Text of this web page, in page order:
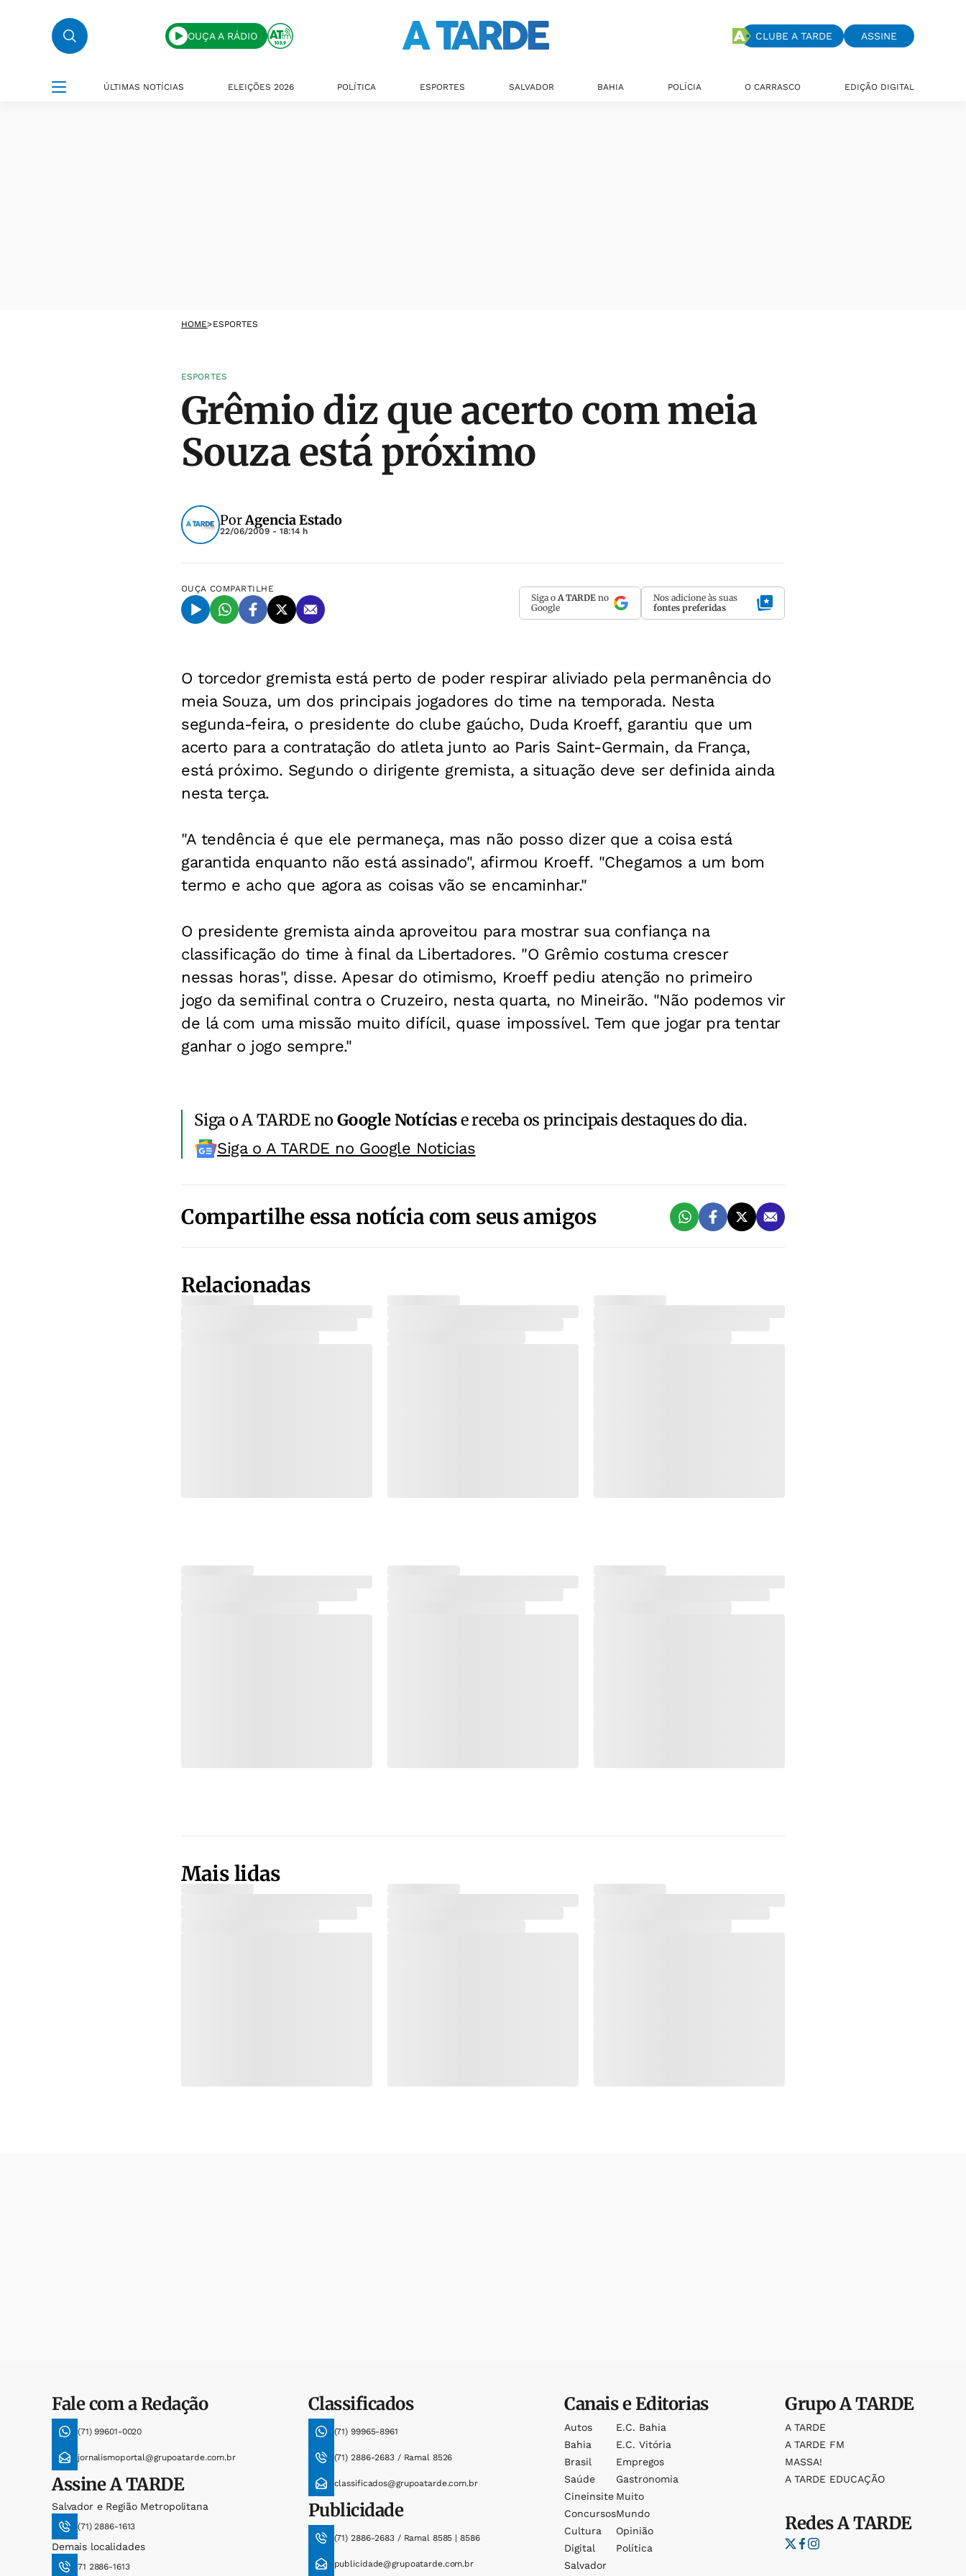
OUÇA A RÁDIO CLUBE A TARDE ASSINE
ÚLTIMAS NOTÍCIAS ELEIÇÕES 2026 POLÍTICA ESPORTES SALVADOR BAHIA POLÍCIA O CARRASCO EDIÇÃO DIGITAL
HOME>ESPORTES
ESPORTES
Grêmio diz que acerto com meia
Souza está próximo
PorAgencia Estado
22/06/2009 - 18:14 h
OUÇA COMPARTILHE
Siga o A TARDE no
Google
Nos adicione às suas
fontes preferidas
O torcedor gremista está perto de poder respirar aliviado pela permanência do
meia Souza, um dos principais jogadores do time na temporada. Nesta
segunda-feira, o presidente do clube gaúcho, Duda Kroeff, garantiu que um
acerto para a contratação do atleta junto ao Paris Saint-Germain, da França,
está próximo. Segundo o dirigente gremista, a situação deve ser definida ainda
nesta terça.
"A tendência é que ele permaneça, mas não posso dizer que a coisa está
garantida enquanto não está assinado", afirmou Kroeff. "Chegamos a um bom
termo e acho que agora as coisas vão se encaminhar."
O presidente gremista ainda aproveitou para mostrar sua confiança na
classificação do time à final da Libertadores. "O Grêmio costuma crescer
nessas horas", disse. Apesar do otimismo, Kroeff pediu atenção no primeiro
jogo da semifinal contra o Cruzeiro, nesta quarta, no Mineirão. "Não podemos vir
de lá com uma missão muito difícil, quase impossível. Tem que jogar pra tentar
ganhar o jogo sempre."
Siga o A TARDE noGoogle Notíciase receba os principais destaques do dia.
Siga o A TARDE no Google Noticias
Compartilhe essa notícia com seus amigos
Relacionadas
Mais lidas
Fale com a Redação
(71) 99601-0020
jornalismoportal@grupoatarde.com.br
AssineA TARDE
Salvador e Região Metropolitana
(71) 2886-1613
Demais localidades
71 2886-1613
Classificados
(71) 99965-8961
(71) 2886-2683 / Ramal 8526
classificados@grupoatarde.com.br
Publicidade
(71) 2886-2683 / Ramal 8585 | 8586
publicidade@grupoatarde.com.br
Canais e Editorias
Autos
Bahia
Brasil
Saúde
Cineinsite
Concursos
Cultura
Digital
Salvador
E.c. Bahia
E.c. Vitória
Empregos
Gastronomia
Muito
Mundo
Opinião
Política
GrupoA TARDE
A TARDE
A TARDE FM
MASSA!
A TARDE EDUCAÇÃO
RedesA TARDE